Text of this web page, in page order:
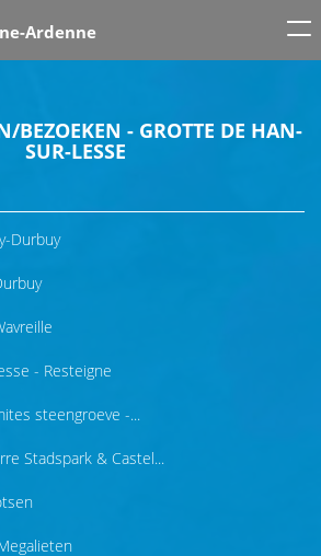
Ardenne
BEZOEKEN - GROTTE DE HAN-
SUR-LESSE
Durbuy
- Resteigne
steengroeve -...
Stadspark & Castel...